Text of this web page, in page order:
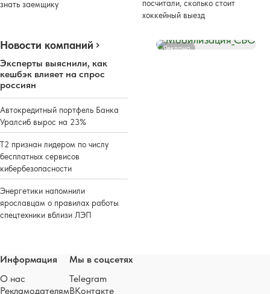
знать заемщику
посчитали, сколько стоит
хоккейный выезд
Новости компаний
Эксперты выяснили, как
кешбэк влияет на спрос
россиян
Автокредитный портфель Банка
Уралсиб вырос на 23%
Т2 признан лидером по числу
бесплатных сервисов
кибербезопасности
Энергетики напомнили
ярославцам о правилах работы
спецтехники вблизи ЛЭП
Реклама
Информация
О нас
Рекламодателям
Мы в соцсетях
Telegram
ВКонтакте